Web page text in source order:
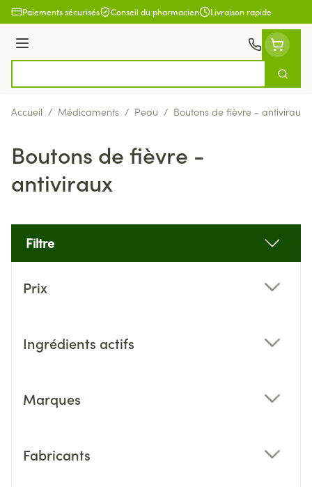
Aller au contenu
Paiements sécurisés Conseil du pharmacien Livraison rapide
Menu
Accueil / Médicaments / Peau / Boutons de fièvre - antiviraux
Boutons de fièvre -
antiviraux
Filtre
Prix
Ingrédients actifs
Marques
Fabricants